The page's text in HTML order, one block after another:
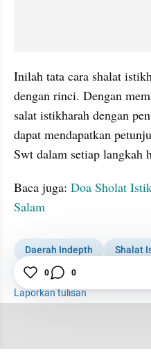
Inilah tata cara shalat
dengan rinci. Dengan
salat istikharah dengan
dapat mendapatkan
Swt dalam setiap
Baca juga: Doa Sholat
Salam
Daerah Indepth Shalat
Islam
Laporkan tulisan
0 0